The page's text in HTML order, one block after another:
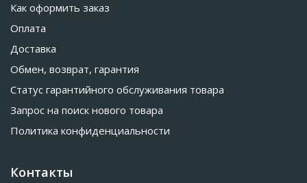
Как оформить заказ
Оплата
Доставка
Обмен, возврат, гарантия
Статус гарантийного обслуживания товара
Запрос на поиск нового товара
Политика конфиденциальности
Контакты